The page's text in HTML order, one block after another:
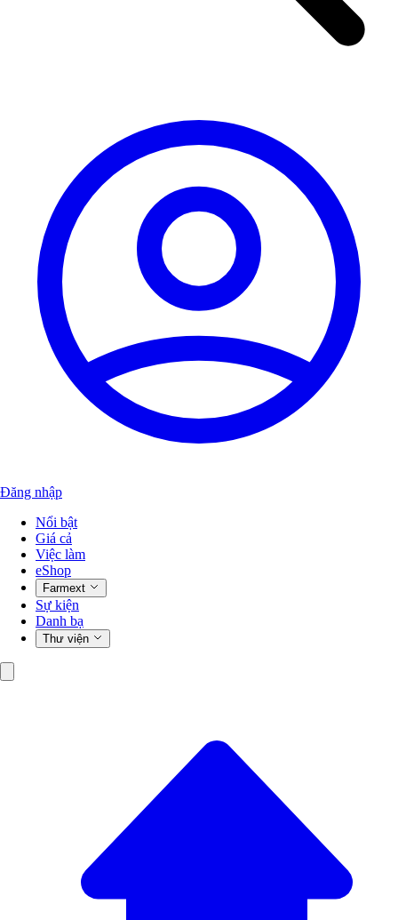
Đăng nhập
Nổi bật
Giá cả
Việc làm
eShop
Farmext
Sự kiện
Danh bạ
Thư viện